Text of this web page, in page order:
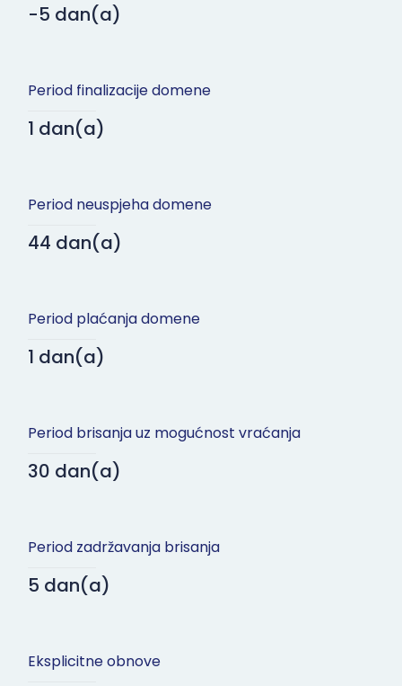
-5 dan(a)
Period finalizacije domene
1 dan(a)
Period neuspjeha domene
44 dan(a)
Period plaćanja domene
1 dan(a)
Period brisanja uz mogućnost vraćanja
30 dan(a)
Period zadržavanja brisanja
5 dan(a)
Eksplicitne obnove